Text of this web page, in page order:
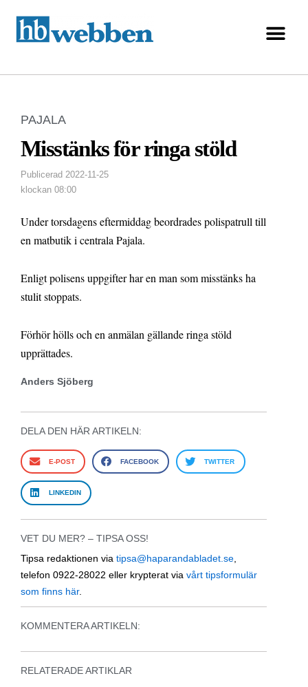
PAJALA
Misstänks för ringa stöld
Publicerad 2022-11-25
klockan 08:00
Under torsdagens eftermiddag beordrades polispatrull till
en matbutik i centrala Pajala.
Enligt polisens uppgifter har en man som misstänks ha
stulit stoppats.
Förhör hölls och en anmälan gällande ringa stöld
upprättades.
Anders Sjöberg
DELA DEN HÄR ARTIKELN:
E-POST FACEBOOK TWITTER
LINKEDIN
VET DU MER? – TIPSA OSS!
Tipsa redaktionen via tipsa@haparandabladet.se
telefon 0922-28022 eller krypterat via vårt tipsformulär
som finns här.
KOMMENTERA ARTIKELN:
RELATERADE ARTIKLAR